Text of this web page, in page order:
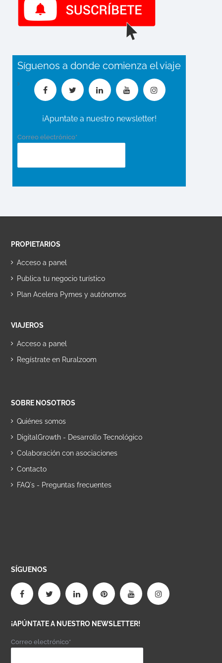
Síguenos a donde comienza el viaje
¡Apuntate a nuestro newsletter!
Correo electrónico*
PROPIETARIOS
Acceso a panel
Publica tu negocio turístico
Plan Acelera Pymes y autónomos
VIAJEROS
Acceso a panel
Regístrate en Ruralzoom
SOBRE NOSOTROS
Quiénes somos
DigitalGrowth - Desarrollo Tecnológico
Colaboración con asociaciones
Contacto
FAQ´s - Preguntas frecuentes
SÍGUENOS
¡APÚNTATE A NUESTRO NEWSLETTER!
Correo electrónico*